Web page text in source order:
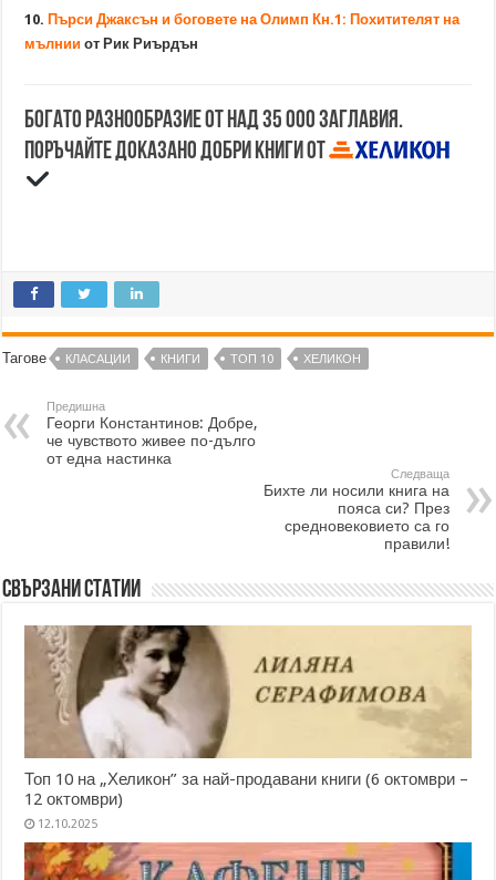
10. Пърси Джаксън и боговете на Олимп Кн.1: Похитителят на
мълнии от Рик Риърдън
Богато разнообразие от над 35 000 заглавия.
Поръчайте доказано добри книги от
Тагове КЛАСАЦИИ КНИГИ ТОП 10 ХЕЛИКОН
Предишна
Георги Константинов: Добре,
че чувството живее по-дълго
от една настинка
Следваща
Бихте ли носили книга на
пояса си? През
средновековието са го
правили!
Свързани статии
Топ 10 на „Хеликон” за най-продавани книги (6 октомври –
12 октомври)
12.10.2025